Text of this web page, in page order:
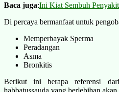
Baca juga:Ini Kiat Sembuh
Di percaya bermanfaat untuk
Memperbayak Sperma
Peradangan
Asma
Bronkitis
Berikut ini berapa referensi
habbatussauda yang berlebihan